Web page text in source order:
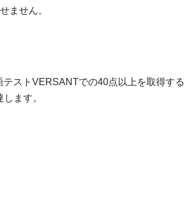
ません。
ストVERSANTでの40点以上を取得する
ます。